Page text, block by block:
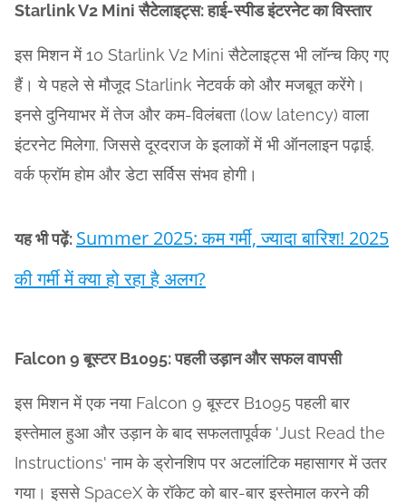
Starlink V2 Mini सैटेलाइट्स: हाई-स्पीड इंटरनेट का विस्तार
इस मिशन में 10 Starlink V2 Mini सैटेलाइट्स भी लॉन्च किए गए
हैं। ये पहले से मौजूद Starlink नेटवर्क को और मजबूत करेंगे।
इनसे दुनियाभर में तेज और कम-विलंबता (low latency) वाला
इंटरनेट मिलेगा, जिससे दूरदराज के इलाकों में भी ऑनलाइन पढ़ाई,
वर्क फ्रॉम होम और डेटा सर्विस संभव होगी।
यह भी पढ़ें: Summer 2025: कम गर्मी, ज्यादा बारिश! 2025
की गर्मी में क्या हो रहा है अलग?
Falcon 9 बूस्टर B1095: पहली उड़ान और सफल वापसी
इस मिशन में एक नया Falcon 9 बूस्टर B1095 पहली बार
इस्तेमाल हुआ और उड़ान के बाद सफलतापूर्वक 'Just Read the
Instructions' नाम के ड्रोनशिप पर अटलांटिक महासागर में उतर
गया। इससे SpaceX के रॉकेट को बार-बार इस्तेमाल करने की